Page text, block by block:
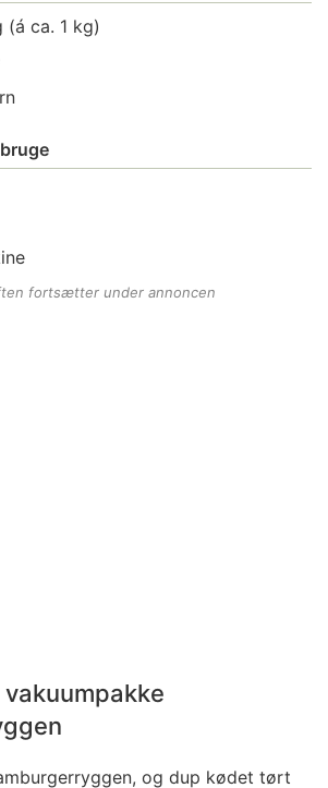
(á ca. 1 kg)
fortsætter under annoncen
og dup kødet tørt